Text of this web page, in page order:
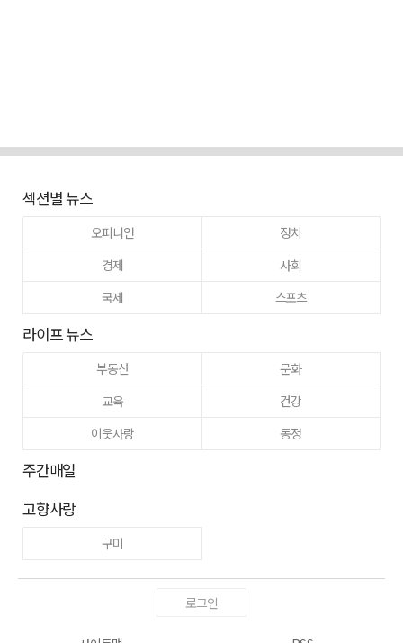
섹션별 뉴스
오피니언
정치
경제
사회
국제
스포츠
라이프 뉴스
부동산
문화
교육
건강
이웃사랑
동정
주간매일
고향사랑
구미
로그인